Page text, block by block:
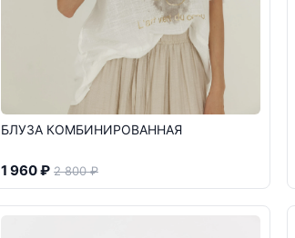
БЛУЗА КОМБИНИРОВАННАЯ
1 960 ₽ 2 800 ₽